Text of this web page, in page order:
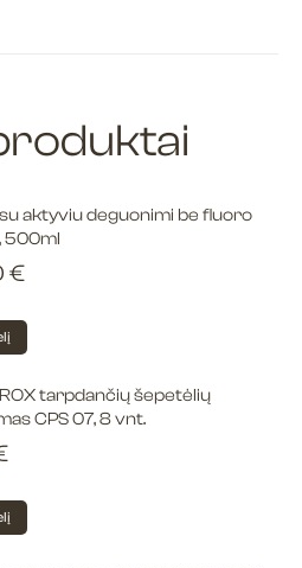
aktyviu deguonimi be fluoro
500ml
€
tarpdančių šepetėlių
CPS 07, 8 vnt.